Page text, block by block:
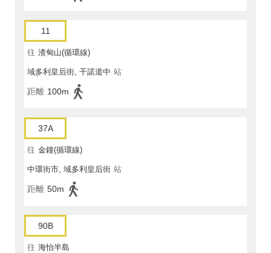
11
往 渣甸山(循環線)
域多利皇后街, 干諾道中 站
距離 100m
37A
往 金鐘(循環線)
中環街市, 域多利皇后街 站
距離 50m
90B
往 海怡半島